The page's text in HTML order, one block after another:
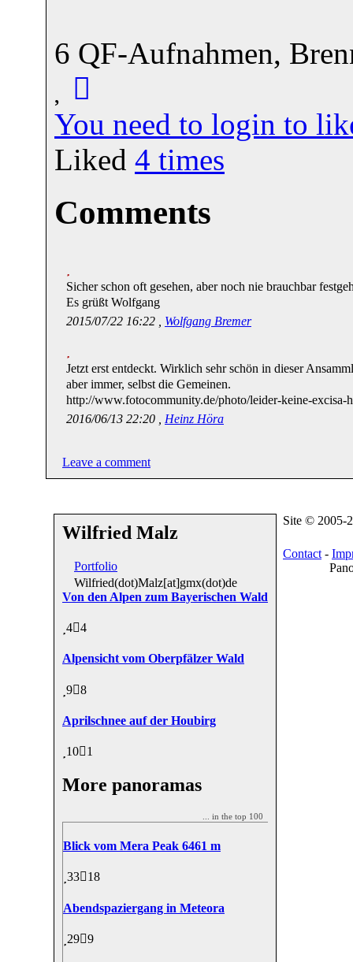
6 QF-Aufnahmen,
You need to login to
Liked 4 times
Comments
Sicher schon oft gesehen, aber noch nie brauchbar
Es grüßt Wolfgang
2015/07/22 16:22 , Wolfgang Bremer
Jetzt erst entdeckt. Wirklich sehr schön in dieser
aber immer, selbst die Gemeinen.
http://www.fotocommunity.de/photo/leider-keine-excisa-
2016/06/13 22:20 , Heinz Höra
Leave a comment
Wilfried Malz
Portfolio
Wilfried(dot)Malz[at]gmx(dot)de
Von den Alpen zum Bayerischen Wald
4 4
Alpensicht vom Oberpfälzer Wald
9 8
Aprilschnee auf der Houbirg
10 1
More panoramas
... in the top 100
Blick vom Mera Peak 6461 m
33 18
Abendspaziergang in Meteora
29 9
Site © 2005-
Contact -